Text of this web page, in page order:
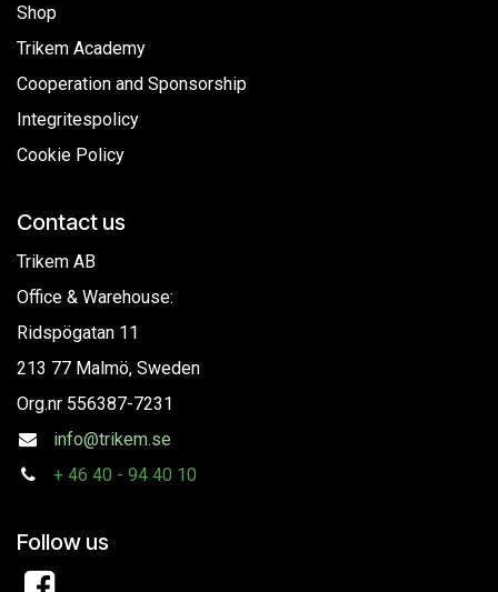
Shop
Trikem Academy
Cooperation and Sponsorship
Integritespolicy
Cookie Policy
Contact us
Trikem AB
Office & Warehouse:
Ridspögatan 11
213 77 Malmö, Sweden
Org.nr 556387-7231
info@trikem.se
+ 46 40 - 94 40 10
Follow us